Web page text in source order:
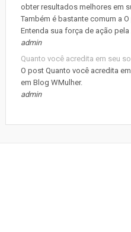
obter resultados melhores em
Também é bastante comum a
Entenda sua força de ação
admin
Quanto você acredita em seu
O post Quanto você acredita
em Blog WMulher.
admin